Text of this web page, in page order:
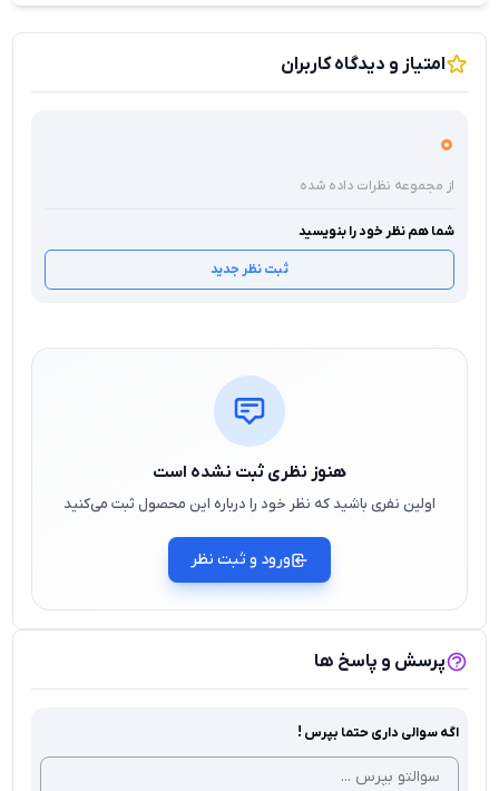
امتیاز و دیدگاه کاربران
0
از مجموعه نظرات داده شده
شما هم نظر خود را بنویسید
ثبت نظر جدید
هنوز نظری ثبت نشده است
اولین نفری باشید که نظر خود را درباره این محصول ثبت می‌کنید
ورود و ثبت نظر
پرسش و پاسخ ها
اگه سوالی داری حتما بپرس !